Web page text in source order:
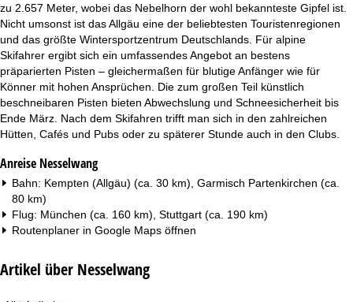
zu 2.657 Meter, wobei das Nebelhorn der wohl bekannteste Gipfel ist.
Nicht umsonst ist das Allgäu eine der beliebtesten Touristenregionen
und das größte Wintersportzentrum Deutschlands. Für alpine
Skifahrer ergibt sich ein umfassendes Angebot an bestens
präparierten Pisten – gleichermaßen für blutige Anfänger wie für
Könner mit hohen Ansprüchen. Die zum großen Teil künstlich
beschneibaren Pisten bieten Abwechslung und Schneesicherheit bis
Ende März. Nach dem Skifahren trifft man sich in den zahlreichen
Hütten, Cafés und Pubs oder zu späterer Stunde auch in den Clubs.
Anreise Nesselwang
Bahn: Kempten (Allgäu) (ca. 30 km), Garmisch Partenkirchen (ca.
80 km)
Flug: München (ca. 160 km), Stuttgart (ca. 190 km)
Routenplaner in Google Maps öffnen
Artikel über Nesselwang